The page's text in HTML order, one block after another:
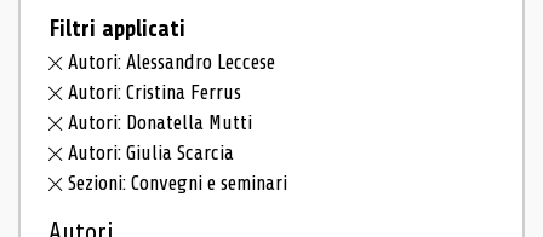
Filtri applicati
Autori: Alessandro Leccese
Autori: Cristina Ferrus
Autori: Donatella Mutti
Autori: Giulia Scarcia
Sezioni: Convegni e seminari